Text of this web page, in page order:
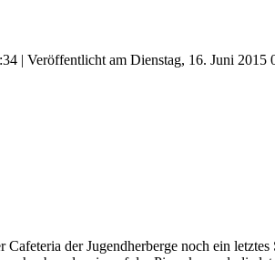
| Veröffentlicht am Dienstag, 16. Juni 2015
der Jugendherberge noch ein